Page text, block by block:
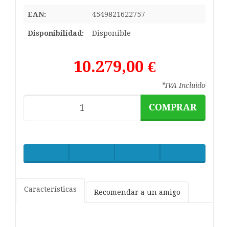
EAN: 4549821622757
Disponibilidad: Disponible
10.279,00 €
*IVA Incluido
COMPRAR
Características Recomendar a un amigo